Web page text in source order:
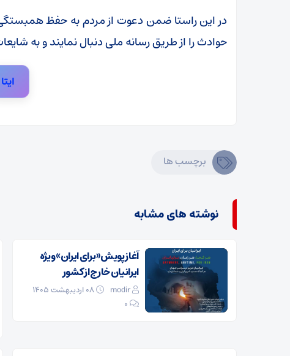
در این راستا ضمن دعوت از مردم به حفظ
حوادث را از طریق رسانه ملی دنبال نمایند و به
ایتا
برچسب ها
نوشته های مشابه
آغاز پویش «برای ایران» ویژه
ایرانیان خارج از کشور
modir
0